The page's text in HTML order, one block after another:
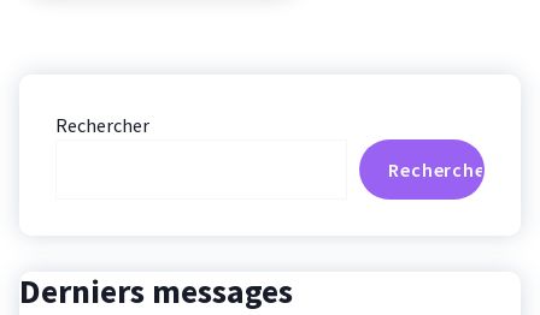
Rechercher
Rechercher
Derniers messages